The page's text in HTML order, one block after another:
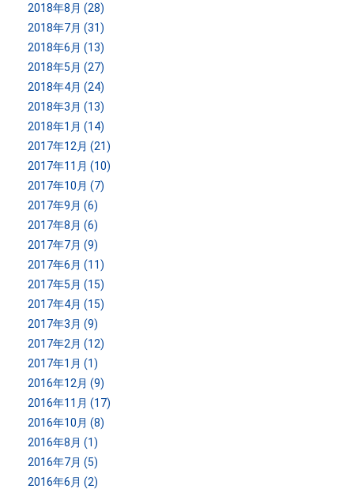
2018年8月 (28)
2018年7月 (31)
2018年6月 (13)
2018年5月 (27)
2018年4月 (24)
2018年3月 (13)
2018年1月 (14)
2017年12月 (21)
2017年11月 (10)
2017年10月 (7)
2017年9月 (6)
2017年8月 (6)
2017年7月 (9)
2017年6月 (11)
2017年5月 (15)
2017年4月 (15)
2017年3月 (9)
2017年2月 (12)
2017年1月 (1)
2016年12月 (9)
2016年11月 (17)
2016年10月 (8)
2016年8月 (1)
2016年7月 (5)
2016年6月 (2)